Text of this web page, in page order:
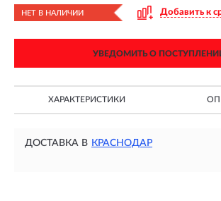
НЕТ В НАЛИЧИИ Добавить к
УВЕДОМИТЬ О
ХАРАКТЕРИСТИКИ
ДОСТАВКА В КРАСНОДАР